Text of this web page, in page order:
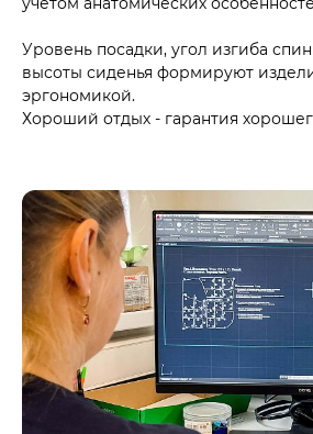
Уровень посадки, угол изгиба
высоты сиденья формируют
эргономикой.
Хороший отдых - гарантия